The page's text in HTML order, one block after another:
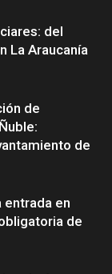
del
La Araucanía
de
de
entrada en
de